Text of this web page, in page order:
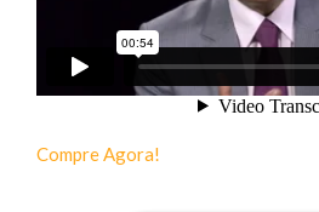
Compre Agora!